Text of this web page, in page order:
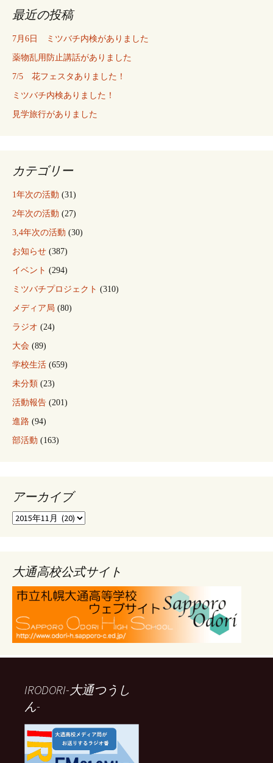
最近の投稿
7月6日 ミツバチ内検がありました
薬物乱用防止講話がありました
7/5 花フェスタありました！
ミツバチ内検ありました！
見学旅行がありました
カテゴリー
1年次の活動 (31)
2年次の活動 (27)
3,4年次の活動 (30)
お知らせ (387)
イベント (294)
ミツバチプロジェクト (310)
メディア局 (80)
ラジオ (24)
大会 (89)
学校生活 (659)
未分類 (23)
活動報告 (201)
進路 (94)
部活動 (163)
アーカイブ
ア
ブ
大通高校公式サイト
IRODORI-大通つうし
ん-